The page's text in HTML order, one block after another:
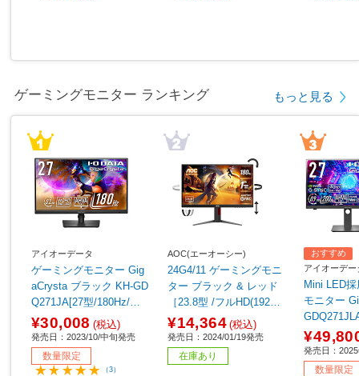
ゲーミングモニター ランキング もっと見る
アイオーデータ
ゲーミングモニター Gig
aCrysta ブラック KH-GD
Q271JA[27型/180Hz/WQ
HD/AHVAパネル]
¥30,008 (税込)
発売日：2023/10/中旬発売
数量限定
（3）
AOC(エーオーシー)
24G4/11 ゲーミングモニ
ター ブラック & レッド
［23.8型 /フルHD(1920×
1080) /ワイド /180Hz］
¥14,364 (税込)
発売日：2024/01/19発売
在庫あり
おすすめ
アイオーデー
Mini LED
モニター
［27型/
0）/
属］
発売日：
数量限定